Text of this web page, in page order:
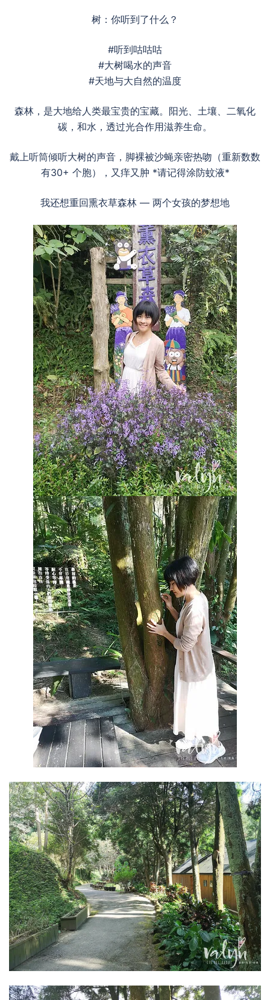
树：你听到了什么？
#听到咕咕咕
#大树喝水的声音
#天地与大自然的温度
森林，是大地给人类最宝贵的宝藏。阳光、土壤、二氧化
碳，和水，透过光合作用滋养生命。
戴上听筒倾听大树的声音，脚裸被沙蝇亲密热吻（重新数数
有30+ 个胞），又痒又肿 *请记得涂防蚊液*
我还想重回熏衣草森林 — 两个女孩的梦想地